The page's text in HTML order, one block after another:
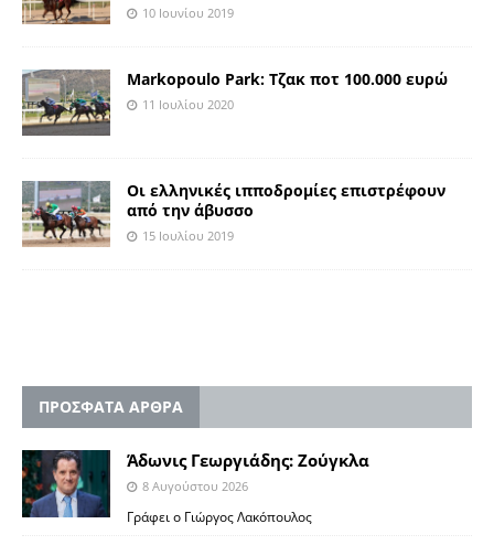
10 Ιουνίου 2019
Markopoulo Park: Τζακ ποτ 100.000 ευρώ
11 Ιουλίου 2020
Οι ελληνικές ιπποδρομίες επιστρέφουν
από την άβυσσο
15 Ιουλίου 2019
ΠΡΟΣΦΑΤΑ ΑΡΘΡΑ
Άδωνις Γεωργιάδης: Ζούγκλα
8 Αυγούστου 2026
Γράφει ο Γιώργος Λακόπουλος